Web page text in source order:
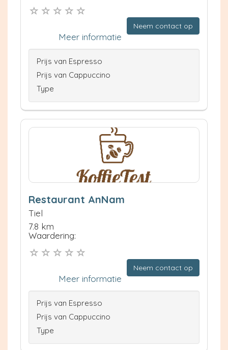
Neem contact op
Meer informatie
Prijs van Espresso
Prijs van Cappuccino
Type
Restaurant AnNam
Tiel
7.8 km
Waardering:
Neem contact op
Meer informatie
Prijs van Espresso
Prijs van Cappuccino
Type